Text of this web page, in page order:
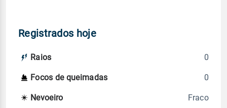
Registrados hoje
Raios 0
Focos de queimadas 0
Nevoeiro Fraco